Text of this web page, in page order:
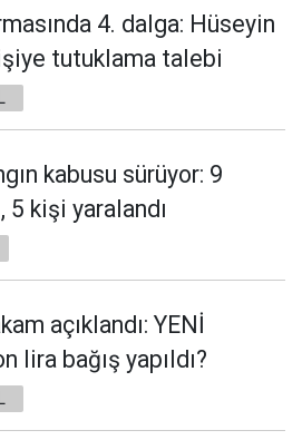
4. dalga: Hüseyin
tutuklama talebi
kabusu sürüyor: 9
kişi yaralandı
açıklandı: YENİ
lira bağış yapıldı?